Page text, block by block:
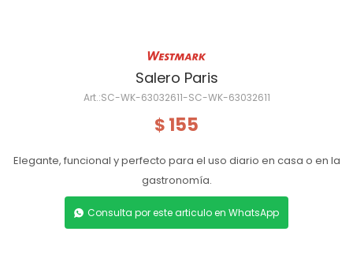
Salero Paris
SC-WK-63032611-SC-WK-63032611
$ 155
Elegante, funcional y perfecto para el uso diario en casa o en la
gastronomía.
Consulta por este articulo en WhatsApp